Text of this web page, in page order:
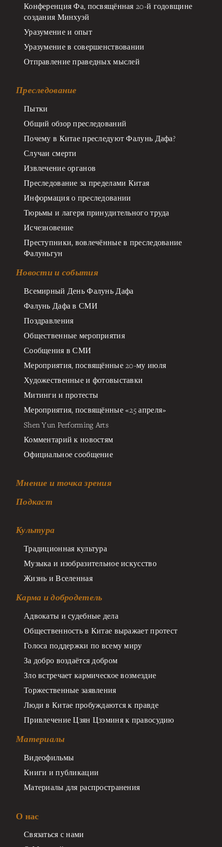
Конференция Фа, посвящённая 20-й годовщине
создания Минхуэй
Уразумение и опыт
Уразумение в совершенствовании
Отправление праведных мыслей
Преследование
Пытки
Общий обзор преследований
Почему в Китае преследуют Фалунь Дафа?
Случаи смерти
Извлечение органов
Преследование за пределами Китая
Информация о преследовании
Тюрьмы и лагеря принудительного труда
Исчезновение
Преступники, вовлечённые в преследование
Фалуньгун
Новости и события
Всемирный День Фалунь Дафа
Фалунь Дафа в СМИ
Поздравления
Общественные мероприятия
Сообщения в СМИ
Мероприятия, посвящённые 20-му июля
Художественные и фотовыставки
Митинги и протесты
Мероприятия, посвящённые «25 апреля»
Shen Yun Performing Arts
Комментарий к новостям
Официальное сообщение
Мнение и точка зрения
Подкаст
Культура
Традиционная культура
Музыка и изобразительное искусство
Жизнь и Вселенная
Карма и добродетель
Адвокаты и судебные дела
Общественность в Китае выражает протест
Голоса поддержки по всему миру
За добро воздаётся добром
Зло встречает кармическое возмездие
Торжественные заявления
Люди в Китае пробуждаются к правде
Привлечение Цзян Цзэминя к правосудию
Материалы
Видеофильмы
Книги и публикации
Материалы для распространения
О нас
Связаться с нами